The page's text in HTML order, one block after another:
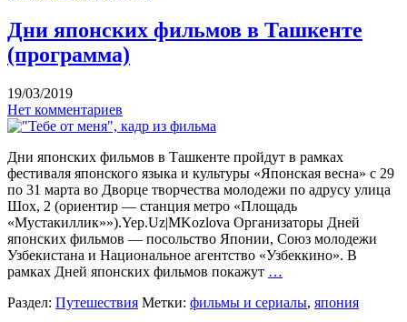
Дни японских фильмов в Ташкенте
(программа)
19/03/2019
Нет комментариев
Дни японских фильмов в Ташкенте пройдут в рамках
фестиваля японского языка и культуры «Японская весна» с 29
по 31 марта во Дворце творчества молодежи по адрусу улица
Шох, 2 (ориентир — станция метро «Площадь
«Мустакиллик»»).Yep.Uz|MKozlova Организаторы Дней
японских фильмов — посольство Японии, Союз молодежи
Узбекистана и Национальное агентство «Узбеккино». В
рамках Дней японских фильмов покажут …
Раздел: Путешествия Метки: фильмы и сериалы, япония